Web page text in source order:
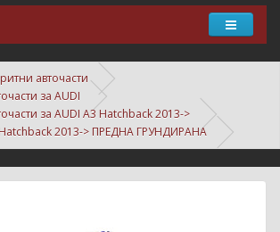
авточасти
за AUDI
за AUDI A3 Hatchback 2013->
2013-> ПРЕДНА ГРУНДИРАНА